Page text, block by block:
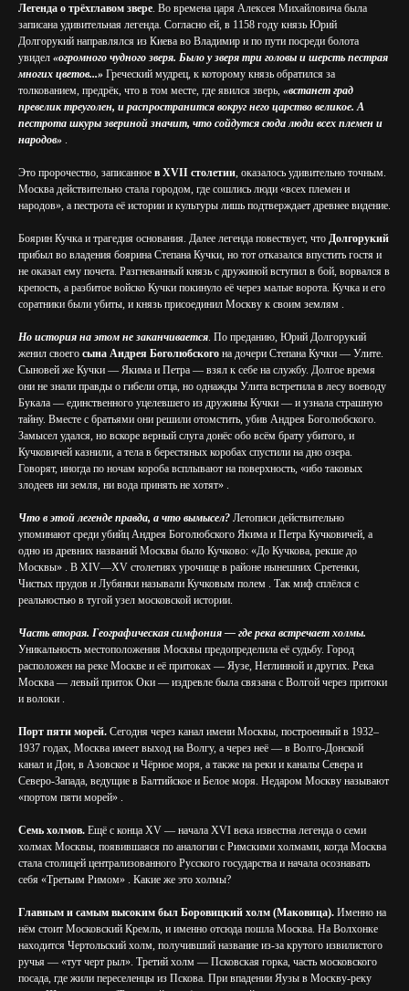
Легенда о трёхглавом звере. Во времена царя Алексея Михайловича была
записана удивительная легенда. Согласно ей, в 1158 году князь Юрий
Долгорукий направлялся из Киева во Владимир и по пути посреди болота
увидел «огромного чудного зверя. Было у зверя три головы и шерсть пестрая
многих цветов...» Греческий мудрец, к которому князь обратился за
толкованием, предрёк, что в том месте, где явился зверь, «встанет град
превелик треуголен, и распространится вокруг него царство великое. А
пестрота шкуры звериной значит, что сойдутся сюда люди всех племен и
народов» .
Это пророчество, записанное в XVII столетии, оказалось удивительно точным.
Москва действительно стала городом, где сошлись люди «всех племен и
народов», а пестрота её истории и культуры лишь подтверждает древнее видение.
Боярин Кучка и трагедия основания. Далее легенда повествует, что Долгорукий
прибыл во владения боярина Степана Кучки, но тот отказался впустить гостя и
не оказал ему почета. Разгневанный князь с дружиной вступил в бой, ворвался в
крепость, а разбитое войско Кучки покинуло её через малые ворота. Кучка и его
соратники были убиты, и князь присоединил Москву к своим землям .
Но история на этом не заканчивается. По преданию, Юрий Долгорукий
женил своего сына Андрея Боголюбского на дочери Степана Кучки — Улите.
Сыновей же Кучки — Якима и Петра — взял к себе на службу. Долгое время
они не знали правды о гибели отца, но однажды Улита встретила в лесу воеводу
Букала — единственного уцелевшего из дружины Кучки — и узнала страшную
тайну. Вместе с братьями они решили отомстить, убив Андрея Боголюбского.
Замысел удался, но вскоре верный слуга донёс обо всём брату убитого, и
Кучковичей казнили, а тела в берестяных коробах спустили на дно озера.
Говорят, иногда по ночам короба всплывают на поверхность, «ибо таковых
злодеев ни земля, ни вода принять не хотят» .
Что в этой легенде правда, а что вымысел? Летописи действительно
упоминают среди убийц Андрея Боголюбского Якима и Петра Кучковичей, а
одно из древних названий Москвы было Кучково: «До Кучкова, рекше до
Москвы» . В XIV—XV столетиях урочище в районе нынешних Сретенки,
Чистых прудов и Лубянки называли Кучковым полем . Так миф сплёлся с
реальностью в тугой узел московской истории.
Часть вторая. Географическая симфония — где река встречает холмы.
Уникальность местоположения Москвы предопределила её судьбу. Город
расположен на реке Москве и её притоках — Яузе, Неглинной и других. Река
Москва — левый приток Оки — издревле была связана с Волгой через притоки
и волоки .
Порт пяти морей. Сегодня через канал имени Москвы, построенный в 1932–
1937 годах, Москва имеет выход на Волгу, а через неё — в Волго-Донской
канал и Дон, в Азовское и Чёрное моря, а также на реки и каналы Севера и
Северо-Запада, ведущие в Балтийское и Белое моря. Недаром Москву называют
«портом пяти морей» .
Семь холмов. Ещё с конца XV — начала XVI века известна легенда о семи
холмах Москвы, появившаяся по аналогии с Римскими холмами, когда Москва
стала столицей централизованного Русского государства и начала осознавать
себя «Третьим Римом» . Какие же это холмы?
Главным и самым высоким был Боровицкий холм (Маковица). Именно на
нём стоит Московский Кремль, и именно отсюда пошла Москва. На Волхонке
находится Чертольский холм, получивший название из-за крутого извилистого
ручья — «тут черт рыл». Третий холм — Псковская горка, часть московского
посада, где жили переселенцы из Пскова. При впадении Яузы в Москву-реку